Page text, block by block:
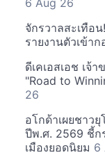
6 Aug 26
จักรวาลสะเทือ
รายงานตัวเข้า
ดีเคเอสเอช เจ้
"Road to
26
อโกด้าเผยชาว
ปีพ.ศ. 2569 ชี้ก
เมืองยอดนิยม 6